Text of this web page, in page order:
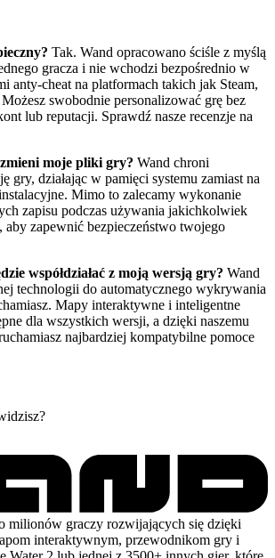
Tak. Wand opracowano ściśle z myślą
gracza i nie wchodzi bezpośrednio w
anty-cheat na platformach takich jak Steam,
swobodnie personalizować grę bez
lub reputacji. Sprawdź nasze recenzje na
moje pliki gry? Wand chroni
gry, działając w pamięci systemu zamiast na
Mimo to zalecamy wykonanie
zapisu podczas używania jakichkolwiek
zapewnić bezpieczeństwo twojego
współdziałać z moją wersją gry? Wand
technologii do automatycznego wykrywania
Mapy interaktywne i inteligentne
dla wszystkich wersji, a dzięki naszemu
najbardziej kompatybilne pomoce
milionów graczy rozwijających się dzięki
interaktywnym, przewodnikom gry i